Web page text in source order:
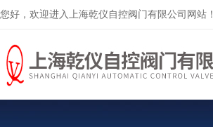
您好，欢迎进入上海乾仪自控阀门有限公司网站！